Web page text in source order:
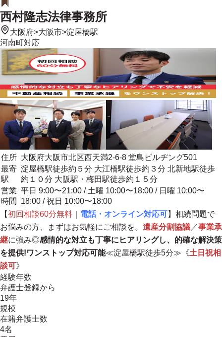
西村隆志法律事務所
大阪府>大阪市>淀屋橋駅
河南町対応
住所 大阪府大阪市北区西天満2-6-8 堂島ビルヂング501
最寄
駅
淀屋橋駅徒歩約５分 大江橋駅徒歩約３分 北新地駅徒歩
約１０分 大阪駅・梅田駅徒歩約１５分
営業
時間
平日 9:00〜21:00 / 土曜 10:00〜18:00 / 日曜 10:00〜
18:00 / 祝日 10:00〜18:00
【初回相談60分無料 電話・オンライン対応可】相続問題で
お悩みの方、まずはお気軽にご相談を。 遺産分割協議 ／事業承
継に強み◎感情的な対立も丁寧にヒアリングし、的確な解決策
を提供!ワンストップ対応可能≪淀屋橋駅徒歩5分≫《土日祝相
談可》
経験年数
弁護士登録から
19年
規模
在籍弁護士数
4名